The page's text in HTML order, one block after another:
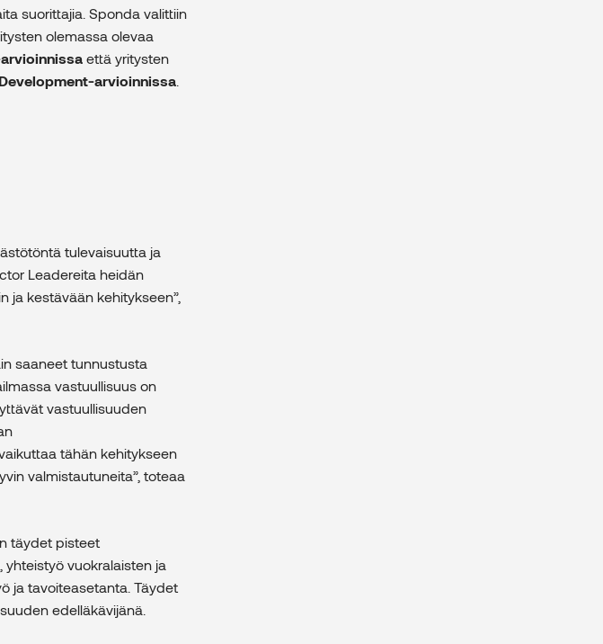
suorittajia. Sponda valittiin
olemassa olevaa
että yritysten
Development-arvioinnissa
tulevaisuutta ja
Leadereita heidän
ja kestävään kehitykseen”,
saaneet tunnustusta
vastuullisuus on
vastuullisuuden
tähän kehitykseen
valmistautuneita”, toteaa
täydet pisteet
vuokralaisten ja
ja tavoiteasetanta. Täydet
edelläkävijänä.